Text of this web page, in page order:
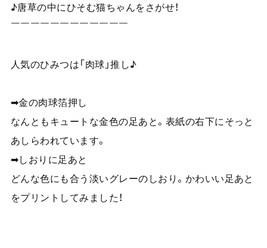
♪唐草の中にひそむ猫ちゃんをさがせ！
￣￣￣￣￣￣￣￣￣￣￣￣
人気のひみつは「肉球」推し♪
➡金の肉球箔押し
なんともキュートな金色の足あと。表紙の右下にそっと
あしらわれています。
➡しおりに足あと
どんな色にも合う淡いグレーのしおり。かわいい足あと
をプリントしてみました！